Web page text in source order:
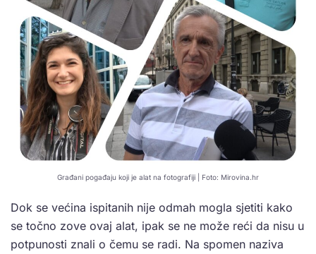
Građani pogađaju koji je alat na fotografiji | Foto: Mirovina.hr
Dok se većina ispitanih nije odmah mogla sjetiti kako
se točno zove ovaj alat, ipak se ne može reći da nisu u
potpunosti znali o čemu se radi. Na spomen naziva